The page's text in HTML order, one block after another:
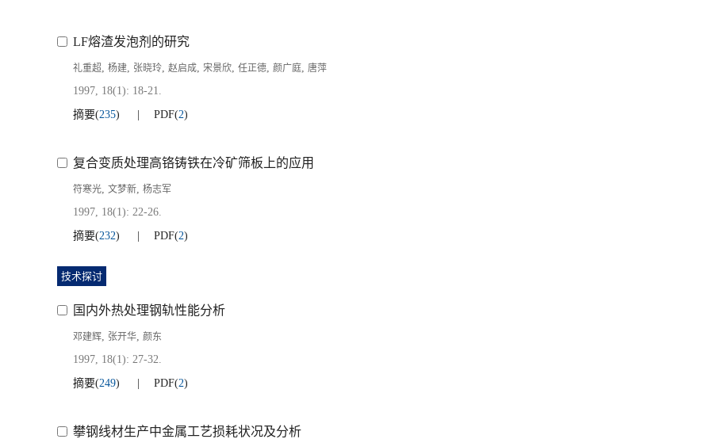
LF熔渣发泡剂的研究
礼重超, 杨建, 张晓玲, 赵启成, 宋景欣, 任正德, 颜广庭, 唐萍
1997, 18(1): 18-21.
摘要(235) PDF(2)
复合变质处理高铬铸铁在冷矿筛板上的应用
符寒光, 文梦新, 杨志军
1997, 18(1): 22-26.
摘要(232) PDF(2)
技术探讨
国内外热处理钢轨性能分析
邓建辉, 张开华, 颜东
1997, 18(1): 27-32.
摘要(249) PDF(2)
攀钢线材生产中金属工艺损耗状况及分析